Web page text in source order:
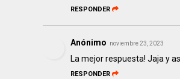
RESPONDER
Anónimo noviembre 23, 2023
La mejor respuesta! Jaja y
RESPONDER